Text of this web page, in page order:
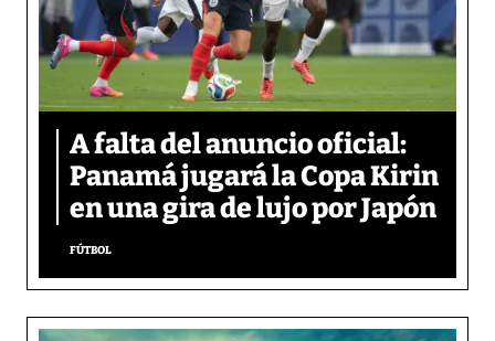
A falta del anuncio oficial:
Panamá jugará la Copa Kirin
en una gira de lujo por Japón
FÚTBOL